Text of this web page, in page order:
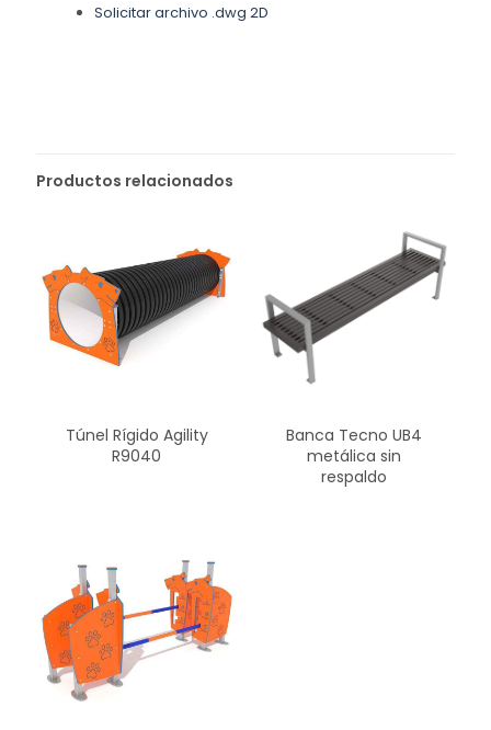
Solicitar archivo .dwg 2D
Productos relacionados
Túnel Rígido Agility
R9040
Banca Tecno UB4
metálica sin
respaldo